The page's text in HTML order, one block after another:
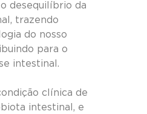
desequilíbrio da
trazendo
do nosso
para o
intestinal.
clínica de
intestinal, e